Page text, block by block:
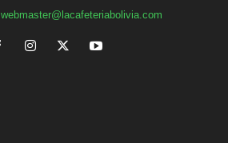
webmaster@lacafeteriabolivia.com